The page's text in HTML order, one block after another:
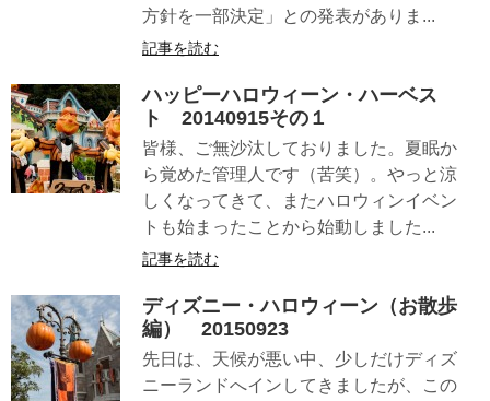
方針を一部決定」との発表がありま...
記事を読む
ハッピーハロウィーン・ハーベス
ト 20140915その１
皆様、ご無沙汰しておりました。夏眠か
ら覚めた管理人です（苦笑）。やっと涼
しくなってきて、またハロウィンイベン
トも始まったことから始動しました...
記事を読む
ディズニー・ハロウィーン（お散歩
編） 20150923
先日は、天候が悪い中、少しだけディズ
ニーランドへインしてきましたが、この